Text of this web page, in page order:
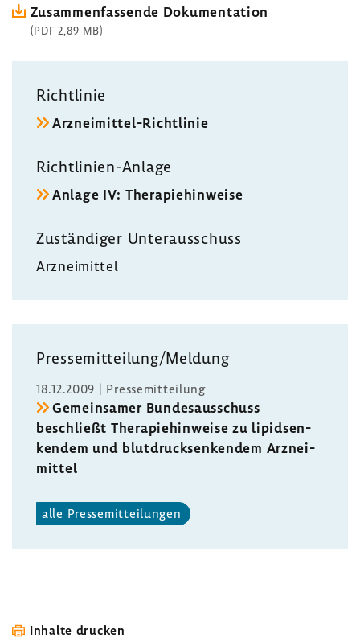
Zusam­men­fas­sende Doku­men­ta­tion
(PDF 2,89 MB)
Richt­linie
Arzneimittel-​Richtlinie
Richtlinien-​Anlage
Anlage IV: Thera­pie­hin­weise
Zustän­diger Unter­aus­schuss
Arznei­mittel
Pres­se­mit­tei­lung/Meldung
18.12.2009 | Pres­se­mit­tei­lung
Gemein­samer Bundes­aus­schuss
beschließt Thera­pie­hin­weise zu lipidsen­
kendem und blut­druck­sen­kendem Arznei­
mittel
alle Pres­se­mit­tei­lungen
Inhalte drucken